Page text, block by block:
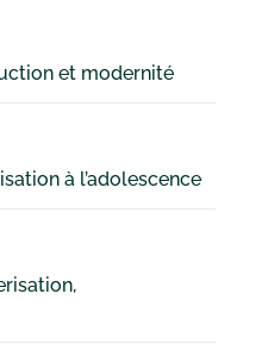
et modernité
à l’adolescence